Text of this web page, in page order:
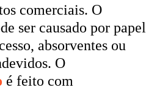
comerciais. O
ser causado por papel
absorventes ou
O
é feito com